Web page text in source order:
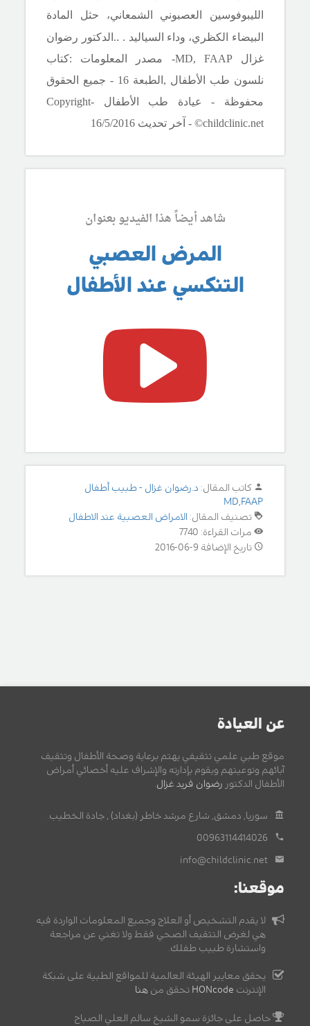
الليبوفوسين العصبوني الشمعاني، حثل المادة
البيضاء الكظري، وداء السياليد . ..الدكتور رضوان
غزال MD, FAAP
- مصدر المعلومات :كتاب
نلسون طب الأطفال ,الطبعة 16 - جميع الحقوق
محفوظة - عيادة طب الأطفال -Copyright
©childclinic.net - آخر تحديث 16/ 5/2016
شاهد أيضاً هذا الفيديو بعنوان
المرض العصبي
التنكسي عند الأطفال
كاتب المقال: د.رضوان غزال - طبيب أطفال
MD,FAAP
تصنيف المقال: الامراض العصبية عند الاطفال
مرات القراءة: 7740
تاريخ الإضافة 9-06-2016
عن العيادة
موقع طبي علمي تثقيفي يهتم برعاية وصحة الأطفال وتثقيف
آبائهم وتوعيتهم ويقوم بإدارته والإشراف عليه أخصائي أمراض
الأطفال الدكتور رضوان فريد غزال.
سوريا, دمشق, شارع مرشد خاطر (بغداد) , جادة الخطيب.
00963114414026
info@childclinic.net
موقعنا:
لا يقدم التشخيص أو العلاج وجميع المعلومات الواردة فيه
هي لغرض التثقيف الصحي فقط ولا تغني عن مراجعة
واستشارة طبيب طفلك.
يحقق معايير الهيئة العالمية للمواقع الطبية على شبكة
الإنترنت HONcode تحقق من هنا
حاصل على جائزة سمو الشيخ سالم العلي الصباح